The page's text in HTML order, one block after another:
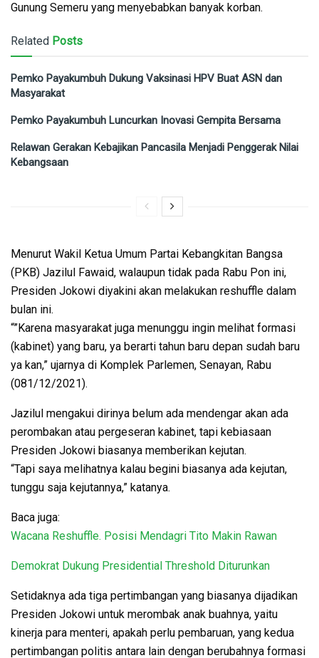
Gunung Semeru yang menyebabkan banyak korban.
Related Posts
Pemko Payakumbuh Dukung Vaksinasi HPV Buat ASN dan
Masyarakat
Pemko Payakumbuh Luncurkan Inovasi Gempita Bersama
Relawan Gerakan Kebajikan Pancasila Menjadi Penggerak Nilai
Kebangsaan
Menurut Wakil Ketua Umum Partai Kebangkitan Bangsa
(PKB) Jazilul Fawaid, walaupun tidak pada Rabu Pon ini,
Presiden Jokowi diyakini akan melakukan reshuffle dalam
bulan ini.
“”Karena masyarakat juga menunggu ingin melihat formasi
(kabinet) yang baru, ya berarti tahun baru depan sudah baru
ya kan,” ujarnya di Komplek Parlemen, Senayan, Rabu
(081/12/2021).
Jazilul mengakui dirinya belum ada mendengar akan ada
perombakan atau pergeseran kabinet, tapi kebiasaan
Presiden Jokowi biasanya memberikan kejutan.
“Tapi saya melihatnya kalau begini biasanya ada kejutan,
tunggu saja kejutannya,” katanya.
Baca juga:
Wacana Reshuffle. Posisi Mendagri Tito Makin Rawan
Demokrat Dukung Presidential Threshold Diturunkan
Setidaknya ada tiga pertimbangan yang biasanya dijadikan
Presiden Jokowi untuk merombak anak buahnya, yaitu
kinerja para menteri, apakah perlu pembaruan, yang kedua
pertimbangan politis antara lain dengan berubahnya formasi